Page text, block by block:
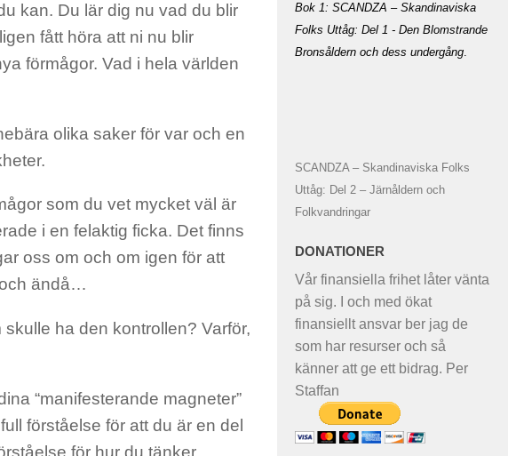
kan. Du lär dig nu vad du blir
fått höra att ni nu blir
förmågor. Vad i hela världen
olika saker för var och en
som du vet mycket väl är
i en felaktig ficka. Det finns
oss om och om igen för att
ändå…
ha den kontrollen? Varför,
“manifesterande magneter”
förståelse för att du är en del
för hur du tänker
Bok 1: SCANDZA – Skandinaviska
Folks Uttåg: Del 1 - Den Blomstrande
Bronsåldern och dess undergång.
SCANDZA – Skandinaviska Folks
Uttåg: Del 2 – Järnåldern och
Folkvandringar
DONATIONER
Vår finansiella frihet låter vänta
på sig. I och med ökat
finansiellt ansvar ber jag de
som har resurser och så
känner att ge ett bidrag. Per
Staffan